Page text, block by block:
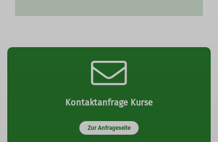
Kontaktanfrage Kurse
Zur Anfrageseite